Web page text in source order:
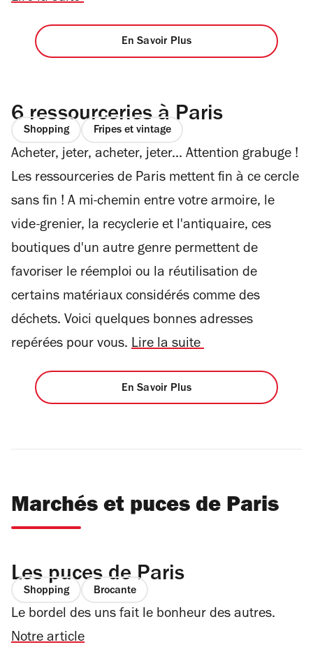
En Savoir Plus
6 ressourceries à Paris
Shopping Fripes et vintage
Acheter, jeter, acheter, jeter... Attention grabuge !
Les ressourceries de Paris mettent fin à ce cercle
sans fin ! A mi-chemin entre votre armoire, le
vide-grenier, la recyclerie et l'antiquaire, ces
boutiques d'un autre genre permettent de
favoriser le réemploi ou la réutilisation de
certains matériaux considérés comme des
déchets. Voici quelques bonnes adresses
repérées pour vous. Lire la suite
En Savoir Plus
Marchés et puces de Paris
Les puces de Paris
Shopping Brocante
Le bordel des uns fait le bonheur des autres.
Notre article